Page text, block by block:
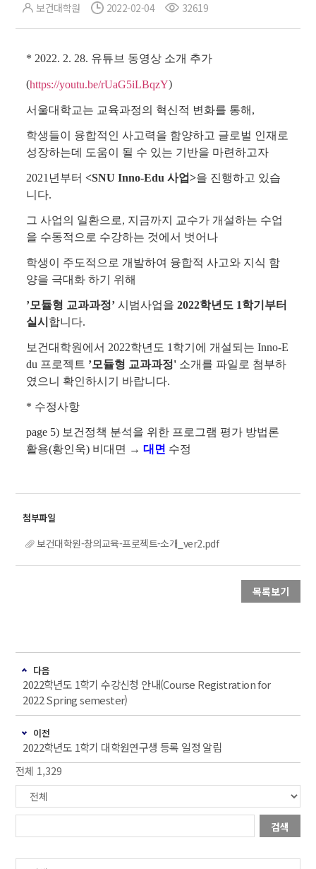
보건대학원 2022-02-04 32619
* 2022. 2. 28. 유튜브 동영상 소개 추가
(https://youtu.be/rUaG5iLBqzY)
서울대학교는 교육과정의 혁신적 변화를 통해,
학생들이 융합적인 사고력을 함양하고 글로벌 인재로
성장하는데 도움이 될 수 있는 기반을 마련하고자
2021년부터<SNU Inno-Edu 사업>을 진행하고 있습
니다.
그 사업의 일환으로, 지금까지 교수가 개설하는 수업
을 수동적으로 수강하는 것에서 벗어나
학생이 주도적으로 개발하여 융합적 사고와 지식 함
양을 극대화 하기 위해
’모듈형 교과과정’시범사업을2022학년도 1학기부터
실시 합니다.
보건대학원에서 2022학년도 1학기에 개설되는 Inno-E
du 프로젝트 ’모듈형 교과과정' 소개를 파일로 첨부하
였으니 확인하시기 바랍니다.
* 수정사항
page 5) 보건정책 분석을 위한 프로그램 평가 방법론
활용(황인욱) 비대면 →대면 수정
보건대학원-창의교육-프로젝트-소개_ver2.pdf
목록보기
다음
2022학년도 1학기 수강신청 안내(Course Registration for
2022 Spring semester)
이전
2022학년도 1학기 대학원연구생 등록 일정 알림
전체 1,329
검색